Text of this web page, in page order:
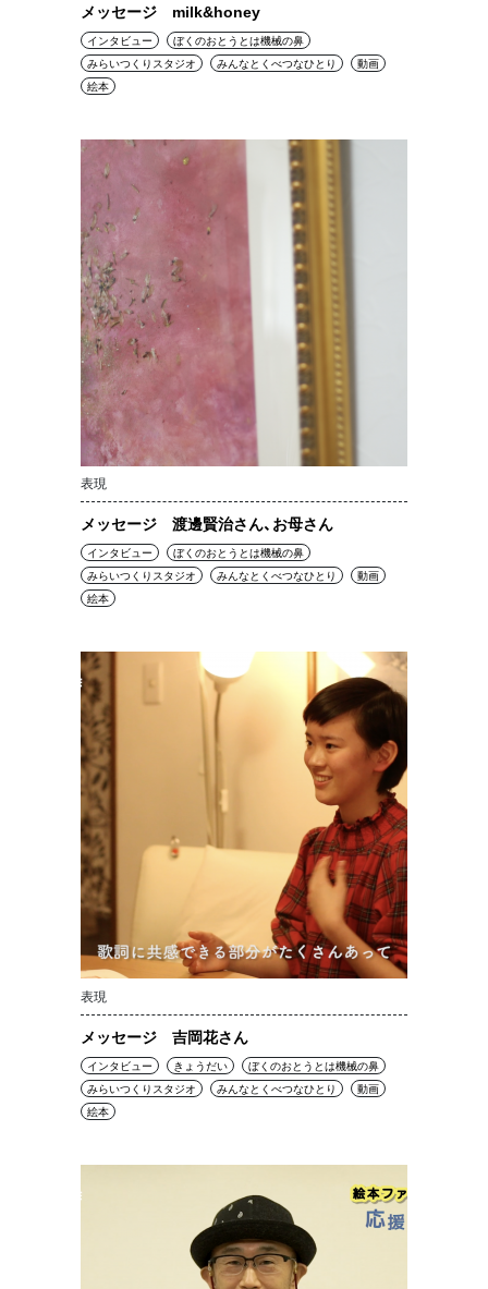
メッセージ milk&honey
インタビュー
ぼくのおとうとは機械の鼻
みらいつくりスタジオ
みんなとくべつなひとり
動画
絵本
表現
メッセージ 渡邊賢治さん、お母さん
インタビュー
ぼくのおとうとは機械の鼻
みらいつくりスタジオ
みんなとくべつなひとり
動画
絵本
表現
メッセージ 吉岡花さん
インタビュー きょうだい
ぼくのおとうとは機械の鼻
みらいつくりスタジオ
みんなとくべつなひとり
動画
絵本